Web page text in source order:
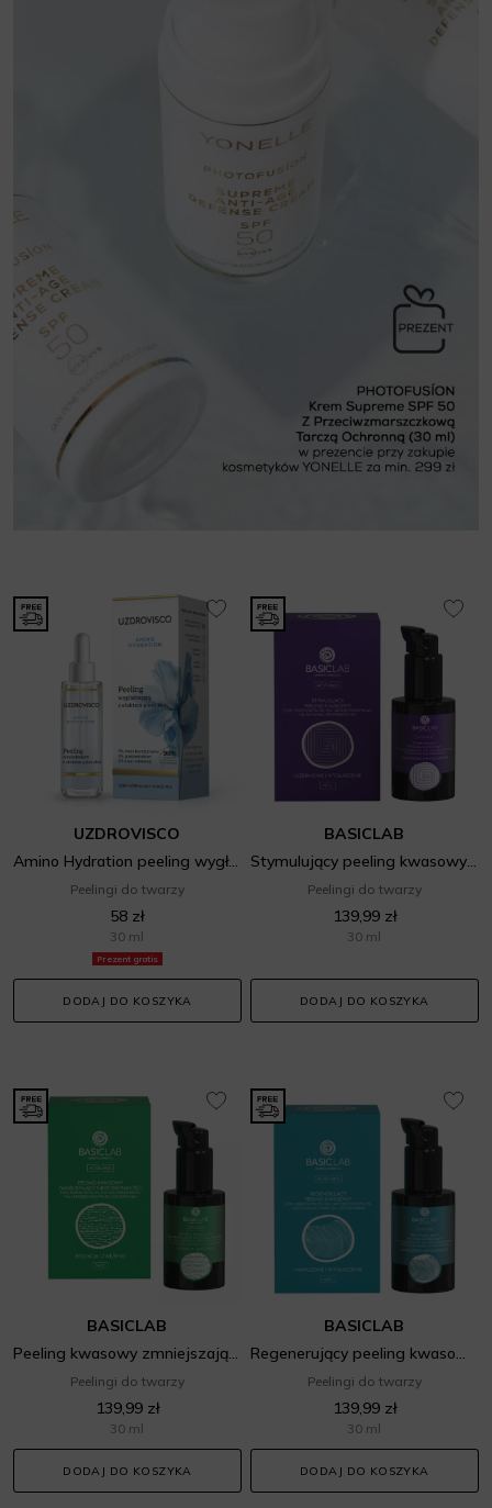
Prezent gratis
UZDROVISCO
Amino Hydration peeling wygładzający z efektem glass skin
Peelingi do twarzy
58 zł
30 ml
DODAJ DO KOSZYKA
BASICLAB
Stymulujący peeling kwasowy UJĘDRNIENIE I WYGŁADZENIE
Peelingi do twarzy
139,99 zł
30 ml
DODAJ DO KOSZYKA
BASICLAB
Peeling kwasowy zmniejszający niedoskonałości REDUKCJA I ZWĘŻENIE
Peelingi do twarzy
139,99 zł
30 ml
DODAJ DO KOSZYKA
BASICLAB
Regenerujący peeling kwasowy NAWILŻENIE I WYGŁADZENIE
Peelingi do twarzy
139,99 zł
30 ml
DODAJ DO KOSZYKA